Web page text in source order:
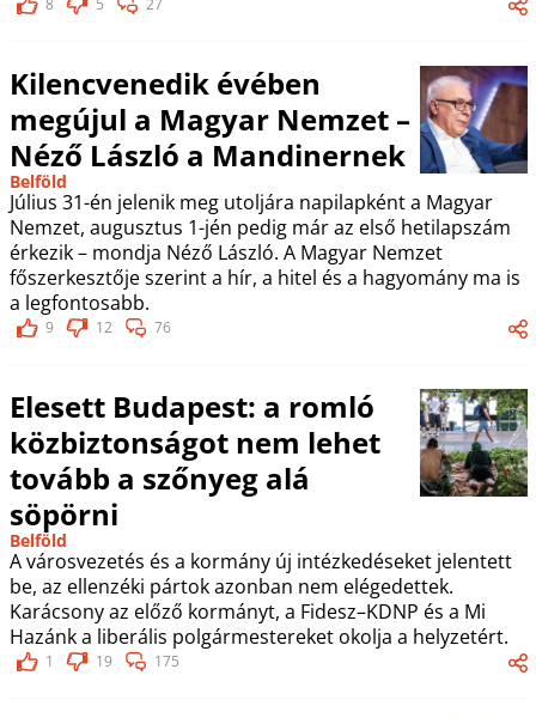
Kilencvenedik évében
megújul a Magyar Nemzet –
Néző László a Mandinernek
Belföld
Július 31-én jelenik meg utoljára napilapként a Magyar
Nemzet, augusztus 1-jén pedig már az első hetilapszám
érkezik – mondja Néző László. A Magyar Nemzet
főszerkesztője szerint a hír, a hitel és a hagyomány ma is
a legfontosabb.
9 12 76
Elesett Budapest: a romló
közbiztonságot nem lehet
tovább a szőnyeg alá
söpörni
Belföld
A városvezetés és a kormány új intézkedéseket jelentett
be, az ellenzéki pártok azonban nem elégedettek.
Karácsony az előző kormányt, a Fidesz–KDNP és a Mi
Hazánk a liberális polgármestereket okolja a helyzetért.
1 19 175